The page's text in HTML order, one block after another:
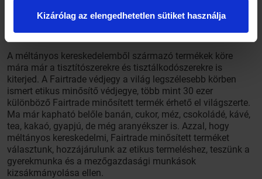
Kizárólag az elengedhetetlen sütiket használja
A méltányos kereskedelemből származó termékek köre
mára már a tisztítószerekre és tisztálkodószerekre is
kiterjed. A Fairtrade védjegy a világ legszélesebb körben
ismert etikus minősítő védjegye, több mint 30 ezer
különböző Fairtrade minősített termék érhető el világszerte.
Ma már kapható belőle banán, cukor, méz, csokoládé, kávé,
tea, kakaó, gyapjú, de még aranyékszer is. Azzal, hogy
méltányos kereskedelmi, Fairtrade minősített terméket
választunk, hozzájárulunk az etikus termeléshez, teszünk a
gyerekmunka és a mezőgazdasági munkások
kizsákmányolása ellen.